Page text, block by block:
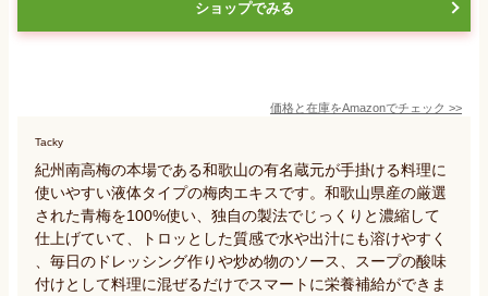
ショップでみる
価格と在庫をAmazonでチェック >>
Tacky
紀州南高梅の本場である和歌山の有名蔵元が手掛ける料理に
使いやすい液体タイプの梅肉エキスです。和歌山県産の厳選
された青梅を100%使い、独自の製法でじっくりと濃縮して
仕上げていて、トロッとした質感で水や出汁にも溶けやすく
、毎日のドレッシング作りや炒め物のソース、スープの酸味
付けとして料理に混ぜるだけでスマートに栄養補給ができま